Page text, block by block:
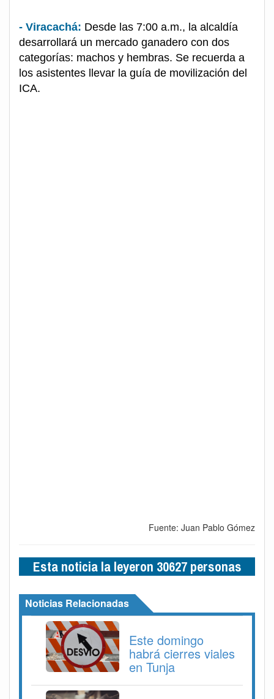
- Viracachá: Desde las 7:00 a.m., la alcaldía
desarrollará un mercado ganadero con dos
categorías: machos y hembras. Se recuerda a
los asistentes llevar la guía de movilización del
ICA.
Fuente: Juan Pablo Gómez
Esta noticia la leyeron 30627 personas
Noticias Relacionadas
Este domingo
habrá cierres viales
en Tunja